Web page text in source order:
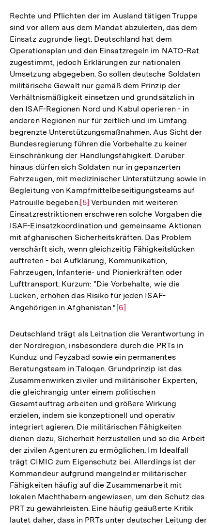
Rechte und Pflichten der im Ausland tätigen Truppe
sind vor allem aus dem Mandat abzuleiten, das dem
Einsatz zugrunde liegt. Deutschland hat dem
Operationsplan und den Einsatzregeln im NATO-Rat
zugestimmt, jedoch Erklärungen zur nationalen
Umsetzung abgegeben. So sollen deutsche Soldaten
militärische Gewalt nur gemäß dem Prinzip der
Verhältnismäßigkeit einsetzen und grundsätzlich in
den ISAF-Regionen Nord und Kabul operieren - in
anderen Regionen nur für zeitlich und im Umfang
begrenzte Unterstützungsmaßnahmen. Aus Sicht der
Bundesregierung führen die Vorbehalte zu keiner
Einschränkung der Handlungsfähigkeit. Darüber
hinaus dürfen sich Soldaten nur in gepanzerten
Fahrzeugen, mit medizinischer Unterstützung sowie in
Begleitung von Kampfmittelbeseitigungsteams auf
Patrouille begeben.Zur
Auflösung
der
Fußnote
[5] Verbunden mit weiteren
Einsatzrestriktionen erschweren solche Vorgaben die
ISAF-Einsatzkoordination und gemeinsame Aktionen
mit afghanischen Sicherheitskräften. Das Problem
verschärft sich, wenn gleichzeitig Fähigkeitslücken
auftreten - bei Aufklärung, Kommunikation,
Fahrzeugen, Infanterie- und Pionierkräften oder
Lufttransport. Kurzum: "Die Vorbehalte, wie die
Lücken, erhöhen das Risiko für jeden ISAF-
Angehörigen in Afghanistan." Zur
der
Fußnote
[6]
Deutschland trägt als Leitnation die Verantwortung in
der Nordregion, insbesondere durch die PRTs in
Kunduz und Feyzabad sowie ein permanentes
Beratungsteam in Taloqan. Grundprinzip ist das
Zusammenwirken ziviler und militärischer Experten,
die gleichrangig unter einem politischen
Gesamtauftrag arbeiten und größere Wirkung
erzielen, indem sie konzeptionell und operativ
integriert agieren. Die militärischen Fähigkeiten
dienen dazu, Sicherheit herzustellen und so die Arbeit
der zivilen Agenturen zu ermöglichen. Im Idealfall
trägt CIMIC zum Eigenschutz bei. Allerdings ist der
Kommandeur aufgrund mangelnder militärischer
Fähigkeiten häufig auf die Zusammenarbeit mit
lokalen Machthabern angewiesen, um den Schutz des
PRT zu gewährleisten. Eine häufig geäußerte Kritik
lautet daher, dass in PRTs unter deutscher Leitung der